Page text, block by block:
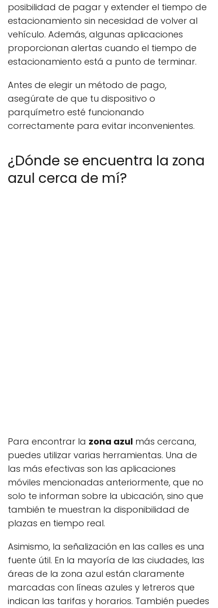
posibilidad de pagar y extender el tiempo de
estacionamiento sin necesidad de volver al
vehículo. Además, algunas aplicaciones
proporcionan alertas cuando el tiempo de
estacionamiento está a punto de terminar.
Antes de elegir un método de pago,
asegúrate de que tu dispositivo o
parquímetro esté funcionando
correctamente para evitar inconvenientes.
¿Dónde se encuentra la zona
azul cerca de mí?
Para encontrar la zona azul más cercana,
puedes utilizar varias herramientas. Una de
las más efectivas son las aplicaciones
móviles mencionadas anteriormente, que no
solo te informan sobre la ubicación, sino que
también te muestran la disponibilidad de
plazas en tiempo real.
Asimismo, la señalización en las calles es una
fuente útil. En la mayoría de las ciudades, las
áreas de la zona azul están claramente
marcadas con líneas azules y letreros que
indican las tarifas y horarios. También puedes